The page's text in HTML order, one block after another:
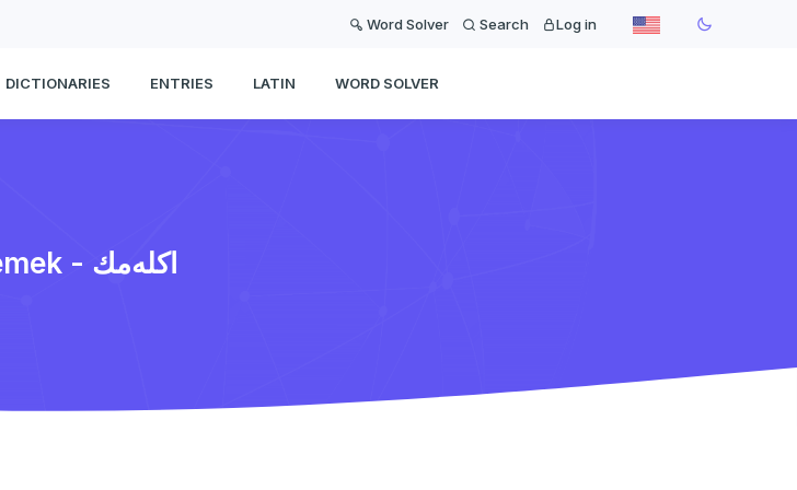
Word Solver Search Log in
DICTIONARIES ENTRIES LATIN WORD SOLVER
eklemek - اكله‌‌مك